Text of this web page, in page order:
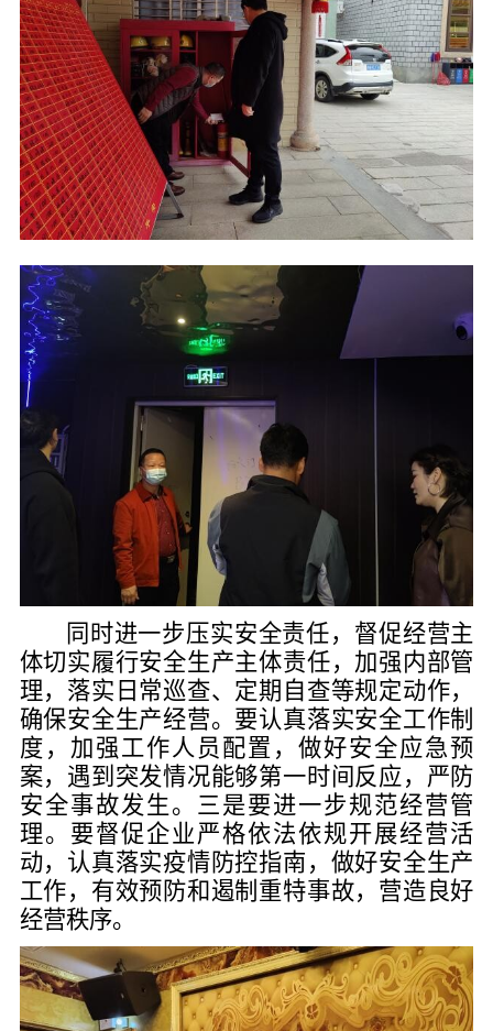
同时进一步压实安全责任， 督促经营主
体切实履行安全生产主体责任，加强内部管
理，落实日常巡查、定期自查等规定动作，
确保安全生产经营。要认真落实安全工作制
度，加强工作人员配置，做好安全应急预
案，遇到突发情况能够第一时间反应，严防
安全事故发生。三是要进一步规范经营管
理。要督促企业严格依法依规开展经营活
动，认真落实疫情防控指南，做好安全生产
工作，有效预防和遏制重特事故，营造良好
经营秩序。